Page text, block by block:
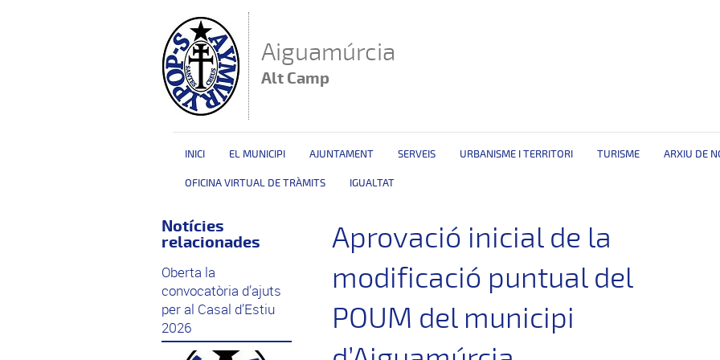
Aiguamúrcia
Alt Camp
INICI EL MUNICIPI AJUNTAMENT SERVEIS URBANISME I TERRITORI TURISME ARXIU DE
OFICINA VIRTUAL DE TRÀMITS IGUALTAT
Notícies
relacionades
Oberta la
convocatòria d’ajuts
per al Casal d’Estiu
2026
Aprovació inicial de la
modificació puntual del
POUM del municipi